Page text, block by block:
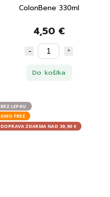
ColonBene 330ml
4,50 €
Do košíka
BEZ LEPKU
GMO FREE
DOPRAVA ZDARMA NAD 39,90 €